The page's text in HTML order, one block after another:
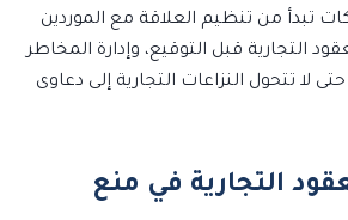
تبدأ من تنظيم العلاقة مع الموردين
التجارية قبل التوقيع، وإدارة المخاطر
حتى لا تتحول النزاعات التجارية إلى دعاوى
التجارية في منع